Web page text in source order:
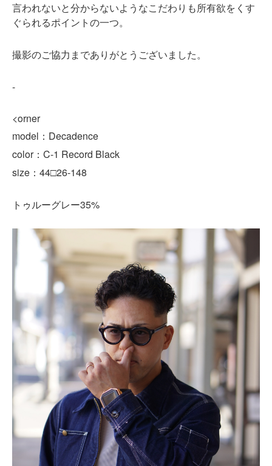
言われないと分からないようなこだわりも所有欲をくす
ぐられるポイントの一つ。
撮影のご協力までありがとうございました。
-
<orner
model：Decadence
color：C-1 Record Black
size：44□26-148
トゥルーグレー35%